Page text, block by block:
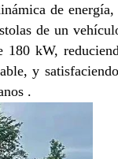
de
de un
kW,
y
.